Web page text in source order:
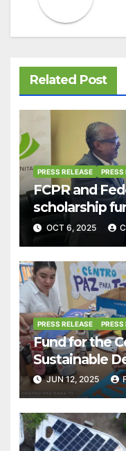
Related Post
PRESS RELEASE PRESS
FCPR and
scholarship
Puerto Rico
OCT 6, 2025
PRESS RELEASE PRESS
Fund for the
Sustainable
Puerto Rico
initiatives that
economy.
JUN 12, 2025